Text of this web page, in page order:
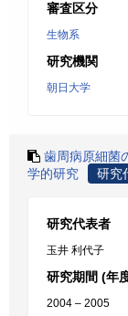
審査区分
生物系
研究機関
朝日大学
歯周病原細菌
学的研究
研究
研究代表者
玉井 利代子
研究期間 (年
2004 – 2005